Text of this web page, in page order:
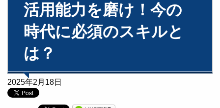
活用能力を磨け！今の
時代に必須のスキルと
は？
2025年2月18日